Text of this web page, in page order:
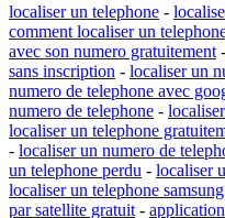
localiser un telephone -
comment localiser un
avec son numero gratuitement -
sans inscription - localiser un
numero de telephone avec
numero de telephone -
localiser un telephone
- localiser un numero de
un telephone perdu - localiser
localiser un telephone samsung
par satellite gratuit -